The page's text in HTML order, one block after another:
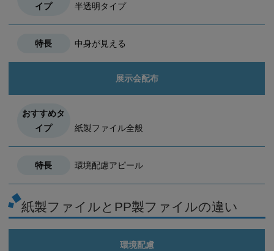
半透明タイプ
中身が見える
展示会配布
紙製ファイル全般
環境配慮アピール
紙製ファイルとPP製ファイルの違い
環境配慮